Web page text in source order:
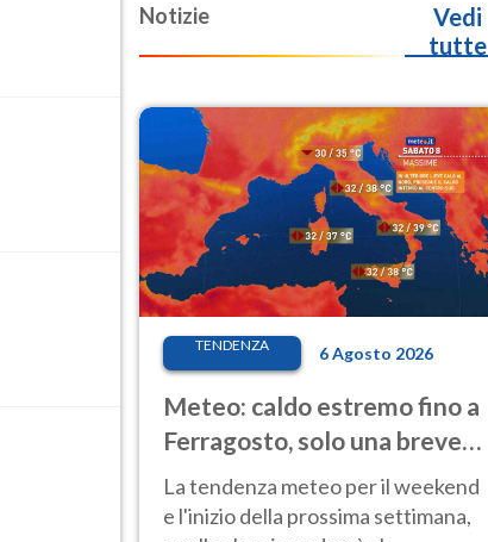
Notizie
Vedi
tutte
TENDENZA 6 Agosto 2026
Meteo: caldo estremo fino a
Ferragosto, solo una breve
pausa. Ecco dove
La tendenza meteo per il weekend
e l'inizio della prossima settimana,